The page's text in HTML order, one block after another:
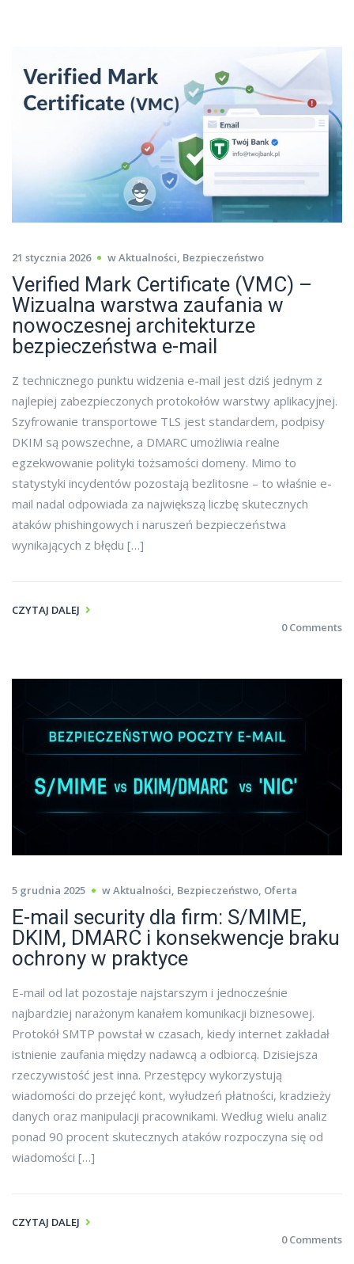
21 stycznia 2026 wAktualności, Bezpieczeństwo
Verified Mark Certificate (VMC) –
Wizualna warstwa zaufania w
nowoczesnej architekturze
bezpieczeństwa e-mail
Z technicznego punktu widzenia e-mail jest dziś jednym z
najlepiej zabezpieczonych protokołów warstwy aplikacyjnej.
Szyfrowanie transportowe TLS jest standardem, podpisy
DKIM są powszechne, a DMARC umożliwia realne
egzekwowanie polityki tożsamości domeny. Mimo to
statystyki incydentów pozostają bezlitosne – to właśnie e-
mail nadal odpowiada za największą liczbę skutecznych
ataków phishingowych i naruszeń bezpieczeństwa
wynikających z błędu […]
CZYTAJ DALEJ
0 Comments
5 grudnia 2025 wAktualności, Bezpieczeństwo, Oferta
E-mail security dla firm: S/MIME,
DKIM, DMARC i konsekwencje braku
ochrony w praktyce
E-mail od lat pozostaje najstarszym i jednocześnie
najbardziej narażonym kanałem komunikacji biznesowej.
Protokół SMTP powstał w czasach, kiedy internet zakładał
istnienie zaufania między nadawcą a odbiorcą. Dzisiejsza
rzeczywistość jest inna. Przestępcy wykorzystują
wiadomości do przejęć kont, wyłudzeń płatności, kradzieży
danych oraz manipulacji pracownikami. Według wielu analiz
ponad 90 procent skutecznych ataków rozpoczyna się od
wiadomości […]
CZYTAJ DALEJ
0 Comments